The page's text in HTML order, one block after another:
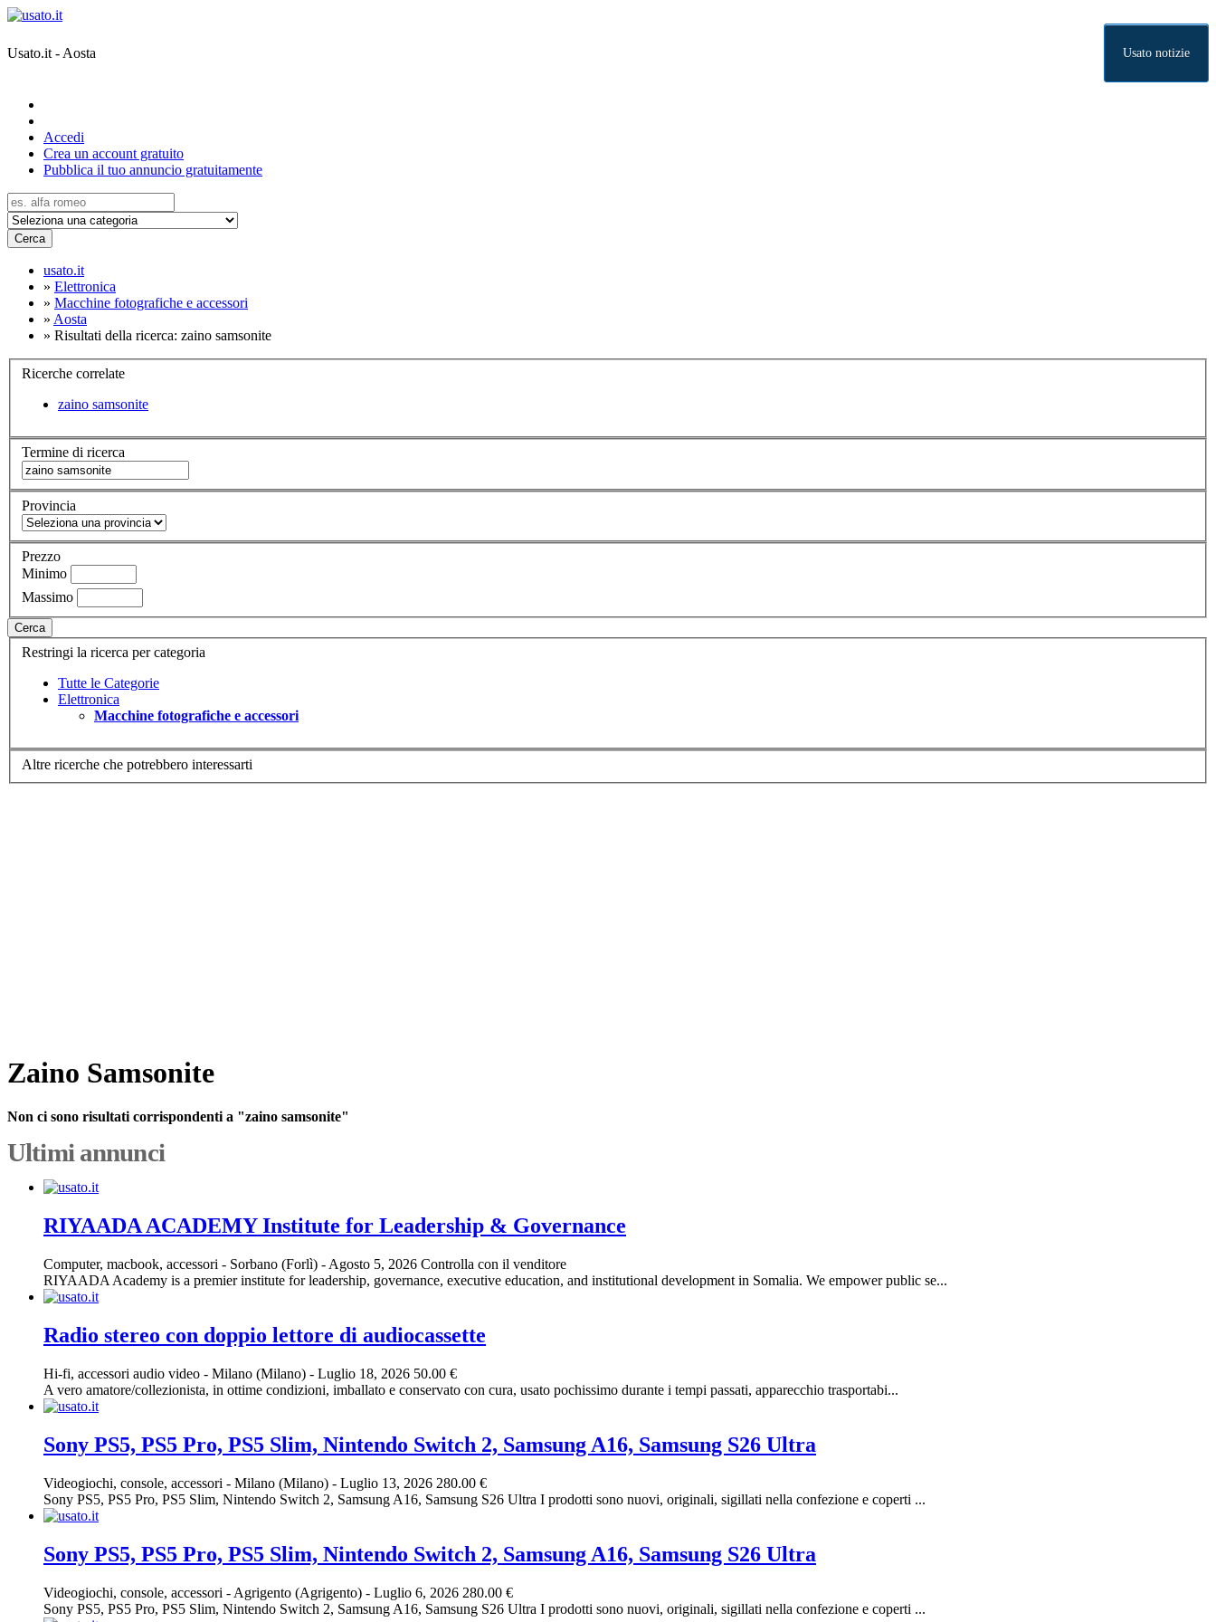
Usato.it - Aosta Usato notizie
Accedi
Crea un account gratuito
Pubblica il tuo annuncio gratuitamente
Cerca
usato.it
» Elettronica
» Macchine fotografiche e accessori
» Aosta
» Risultati della ricerca: zaino samsonite
Ricerche correlate
zaino samsonite
Termine di ricerca
Provincia
Prezzo
Minimo
Massimo
Cerca
Restringi la ricerca per categoria
Tutte le Categorie
Elettronica
Macchine fotografiche e accessori
Altre ricerche che potrebbero interessarti
Zaino Samsonite
Non ci sono risultati corrispondenti a "zaino samsonite"
Ultimi annunci
RIYAADA ACADEMY Institute for Leadership & Governance
Computer, macbook, accessori - Sorbano (Forlì) - Agosto 5, 2026 Controlla con il venditore
RIYAADA Academy is a premier institute for leadership, governance, executive education, and institutional development in Somalia. We empower public se...
Radio stereo con doppio lettore di audiocassette
Hi-fi, accessori audio video - Milano (Milano) - Luglio 18, 2026 50.00 €
A vero amatore/collezionista, in ottime condizioni, imballato e conservato con cura, usato pochissimo durante i tempi passati, apparecchio trasportabi...
Sony PS5, PS5 Pro, PS5 Slim, Nintendo Switch 2, Samsung A16, Samsung S26 Ultra
Videogiochi, console, accessori - Milano (Milano) - Luglio 13, 2026 280.00 €
Sony PS5, PS5 Pro, PS5 Slim, Nintendo Switch 2, Samsung A16, Samsung S26 Ultra I prodotti sono nuovi, originali, sigillati nella confezione e coperti ...
Sony PS5, PS5 Pro, PS5 Slim, Nintendo Switch 2, Samsung A16, Samsung S26 Ultra
Videogiochi, console, accessori - Agrigento (Agrigento) - Luglio 6, 2026 280.00 €
Sony PS5, PS5 Pro, PS5 Slim, Nintendo Switch 2, Samsung A16, Samsung S26 Ultra I prodotti sono nuovi, originali, sigillati nella confezione e coperti ...